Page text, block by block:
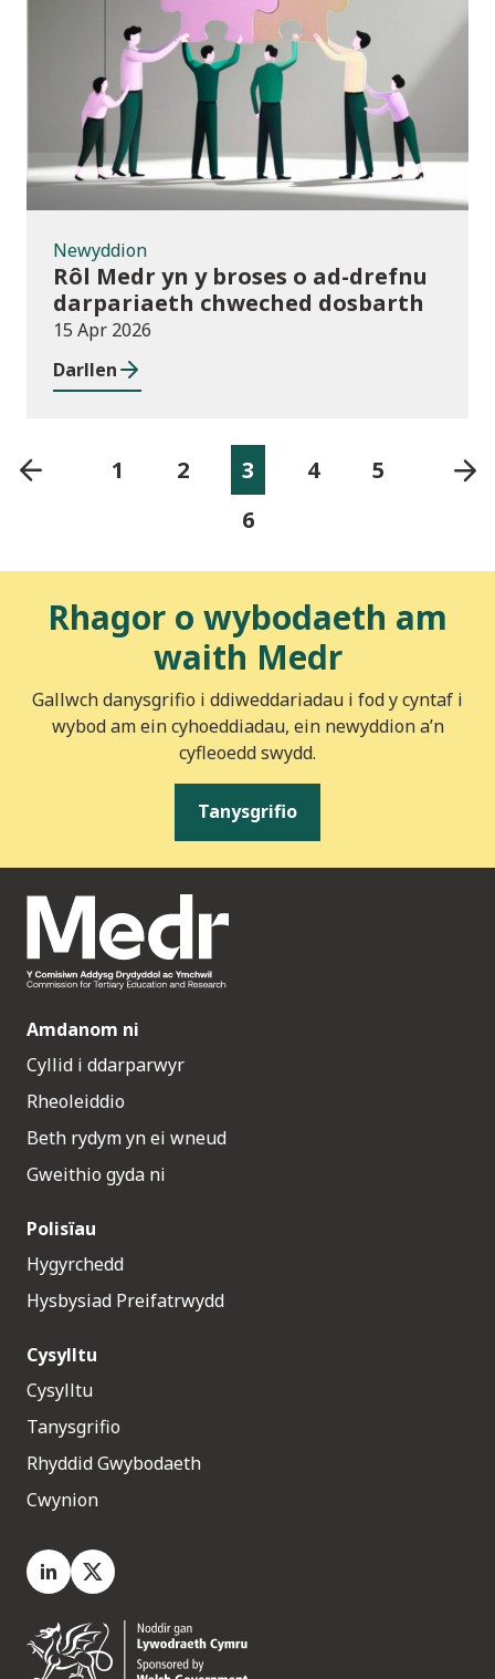
Newyddion
Newyddion
Rôl Medr yn y broses o ad-drefnu
darpariaeth chweched dosbarth
15 Apr 2026
Darllen
1 2 3 4
5
6
Rhagor o wybodaeth am
waith Medr
Gallwch danysgrifio i ddiweddariadau i fod y cyntaf i
wybod am ein cyhoeddiadau, ein newyddion a’n
cyfleoedd swydd.
Tanysgrifio
Amdanom ni
Cyllid i ddarparwyr
Rheoleiddio
Beth rydym yn ei wneud
Gweithio gyda ni
Polisïau
Hygyrchedd
Hysbysiad Preifatrwydd
Cysylltu
Cysylltu
Tanysgrifio
Rhyddid Gwybodaeth
Cwynion
LinkedIn
X.com